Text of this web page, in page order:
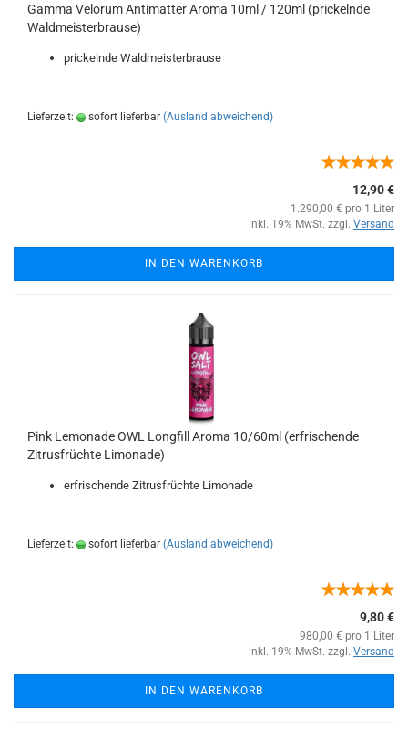
Gamma Velorum Antimatter Aroma 10ml / 120ml (prickelnde
Waldmeisterbrause)
prickelnde Waldmeisterbrause
Lieferzeit: sofort lieferbar (Ausland abweichend)
12,90 €
1.290,00 € pro 1 Liter
inkl. 19% MwSt. zzgl. Versand
IN DEN WARENKORB
Pink Lemonade OWL Longfill Aroma 10/60ml (erfrischende
Zitrusfrüchte Limonade)
erfrischende Zitrusfrüchte Limonade
Lieferzeit: sofort lieferbar (Ausland abweichend)
9,80 €
980,00 € pro 1 Liter
inkl. 19% MwSt. zzgl. Versand
IN DEN WARENKORB